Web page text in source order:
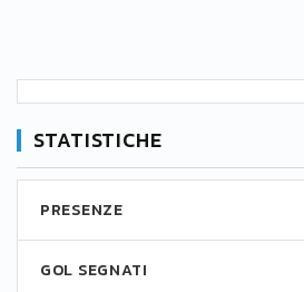
STATISTICHE
PRESENZE
GOL SEGNATI